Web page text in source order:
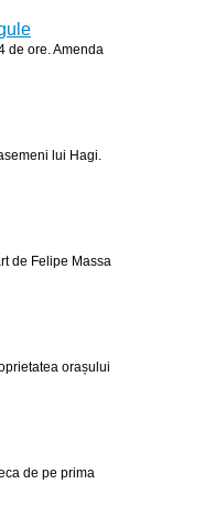
de ore. Amenda
lui Hagi.
de Felipe Massa
orașului
de pe prima